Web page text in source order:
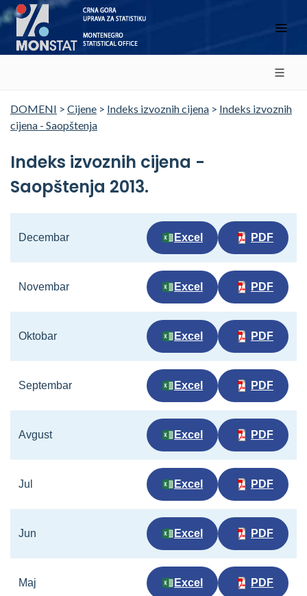
DOMENI > Cijene > Indeks izvoznih cijena > Indeks izvoznih
cijena - Saopštenja
Indeks izvoznih cijena -
Saopštenja 2013.
Decembar Excel PDF
Novembar Excel PDF
Oktobar Excel PDF
Septembar Excel PDF
Avgust Excel PDF
Jul Excel PDF
Jun Excel PDF
Maj Excel PDF